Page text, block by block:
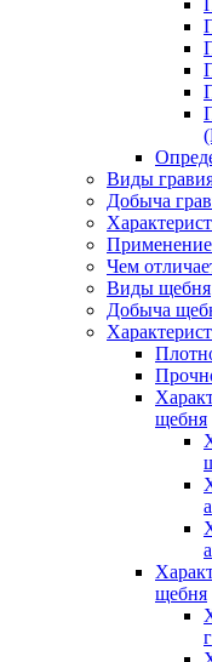
Виды
Добыча
Применение
Чем
Виды щебня
Добыча
щебня
щебня